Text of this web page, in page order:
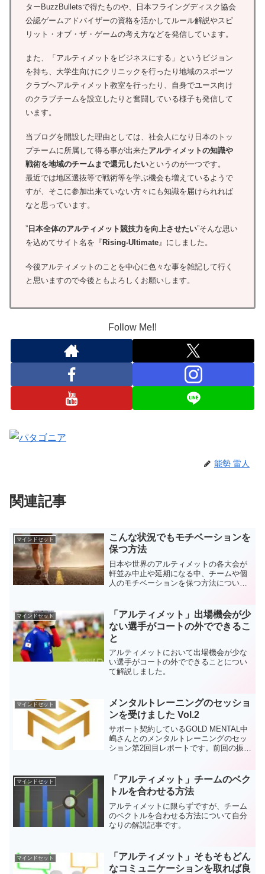
ターBuzzBulletsで得たものや、日本フライングディスク協会
公認ゲームアドバイザーの資格を活かしてルール解説やスピ
リット・オブ・ザ・ゲームの考え方などを発信しています。
また、「アルティメットをビジネスにする」というビジョン
を持ち、大学生向けにクリニックを行ったり地域のスポーツ
クラブへアルティメット教室を行ったり、自身でユース向け
のクラブチームを設立したりと奮闘している様子も発信して
います。
当ブログを開設した理由としては、社会人になり日本のトッ
プチームに所属して得る事が出来たアルティメットの知識や
戦術を地域のチームまで還元したいというのが一つです。
最近では地区選抜等で戦術等を学ぶ機会も増えているようで
すが、そこに参加出来ていない方々にも知識を届けられれば
なと思っています。
” 日本全体のアルティメット競技力を向上させたい”そんな思い
を込めてサイト名を『 Rising-Ultimate』にしました。
今後アルティメットのことを中心に色々な事を雑記して行く
と思いますので今後ともよろしくお願いします。
Follow Me!!
能勢 雷人
関連記事
マインドセット
こんな状況でもモチベーションを
保つ方法
日本や世界のアルティメットの各大会が
軒並み中止や延期になる中、チームや個
人のモチベーションを保つ方法について
マインドセット
「アルティメット」出場機会が少
ない選手がコートの外でできるこ
と
アルティメットにおいて出場機会が少な
い選手がコートの外でできることについ
て解説しました。
マインドセット
メンタルトレーニングのセッショ
ンを受けました Vol.2
サポート契約しているGOLD MENTAL中
嶋さんとのメンタルトレーニングのセッ
ション第2回目レポートです。前回の振り
マインドセット
「アルティメット」チームのベク
トルを合わせる方法
アルティメットに限らずですが、チーム
のベクトルを合わせる方法について自分
なりの解説記事です。
マインドセット
「アルティメット」そもそもどん
なコミュニケーションを取れば良